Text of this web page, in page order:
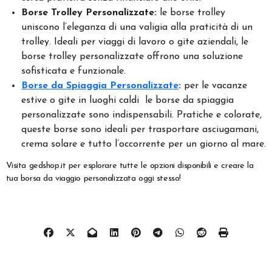
Borse Trolley Personalizzate: le borse trolley
uniscono l’eleganza di una valigia alla praticità di un
trolley. Ideali per viaggi di lavoro o gite aziendali, le
borse trolley personalizzate offrono una soluzione
sofisticata e funzionale.
Borse da Spiaggia Personalizzate: per le vacanze
estive o gite in luoghi caldi le borse da spiaggia
personalizzate sono indispensabili. Pratiche e colorate,
queste borse sono ideali per trasportare asciugamani,
crema solare e tutto l’occorrente per un giorno al mare.
Visita gedshop.it per esplorare tutte le opzioni disponibili e creare la
tua borsa da viaggio personalizzata oggi stesso!